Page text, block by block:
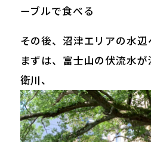
ーブルで食べる
その後、沼津エリアの水辺
まずは、富士山の伏流水
衛川、